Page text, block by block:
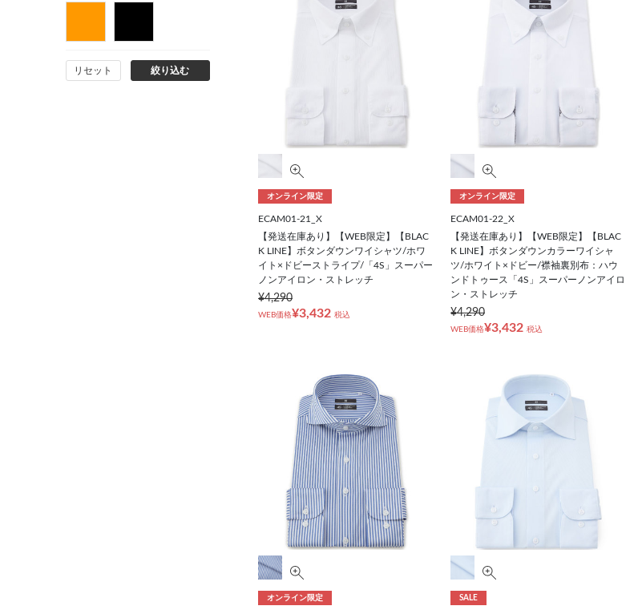
バッグ
リセット 絞り込む
オンライン限定
ECAM01-21_X
【発送在庫あり】【WEB限定】【BLAC
K LINE】ボタンダウンワイシャツ/ホワ
イト×ドビーストライプ/「4S」スーパー
ノンアイロン・ストレッチ
¥4,290
WEB価格¥3,432 税込
オンライン限定
ECAM01-22_X
【発送在庫あり】【WEB限定】【BLAC
K LINE】ボタンダウンカラーワイシャ
ツ/ホワイト×ドビー/襟袖裏別布：ハウ
ンドトゥース「4S」スーパーノンアイロ
ン・ストレッチ
¥4,290
WEB価格¥3,432 税込
オンライン限定 SALE